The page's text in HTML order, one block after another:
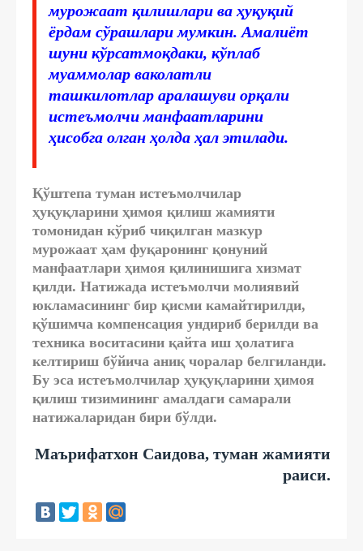
мурожаат қилишлари ва ҳуқуқий
ёрдам сўрашлари мумкин. Амалиёт
шуни кўрсатмоқдаки, кўплаб
муаммолар ваколатли
ташкилотлар аралашуви орқали
истеъмолчи манфаатларини
ҳисобга олган ҳолда ҳал этилади.
Қўштепа туман истеъмолчилар
ҳуқуқларини ҳимоя қилиш жамияти
томонидан кўриб чиқилган мазкур
мурожаат ҳам фуқаронинг қонуний
манфаатлари ҳимоя қилинишига хизмат
қилди. Натижада истеъмолчи молиявий
юкламасининг бир қисми камайтирилди,
қўшимча компенсация ундириб берилди ва
техника воситасини қайта иш ҳолатига
келтириш бўйича аниқ чоралар белгиланди.
Бу эса истеъмолчилар ҳуқуқларини ҳимоя
қилиш тизимининг амалдаги самарали
натижаларидан бири бўлди.
Маърифатхон Саидова, туман жамияти
раиси.